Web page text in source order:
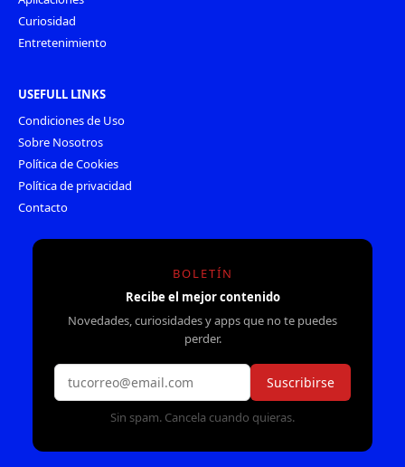
Curiosidad
Entretenimiento
USEFULL LINKS
Condiciones de Uso
Sobre Nosotros
Política de Cookies
Política de privacidad
Contacto
BOLETÍN
Recibe el mejor contenido
Novedades, curiosidades y apps que no te puedes
perder.
Suscribirse
Sin spam. Cancela cuando quieras.